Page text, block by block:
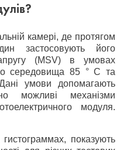
камері, де протягом
застосовують його
(MSV) в умовах
середовища 85 ° C та
умови допомагають
можливі механізми
модуля.
показують